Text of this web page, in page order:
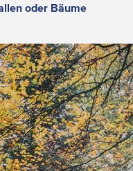
oder Bäume